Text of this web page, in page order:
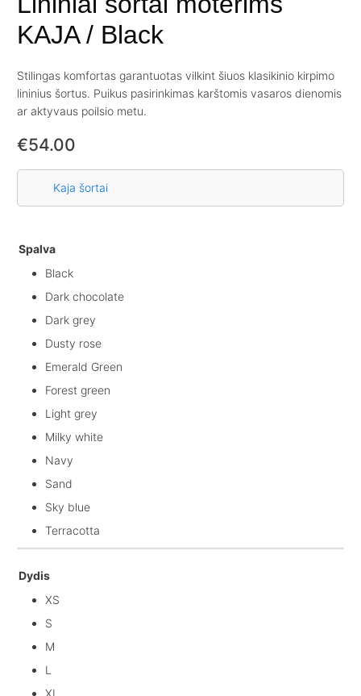
KAJA / Black
Stilingas komfortas garantuotas vilkint šiuos klasikinio kirpimo
lininius šortus. Puikus pasirinkimas karštomis vasaros dienomis
ar aktyvaus poilsio metu.
€54.00
Kaja šortai
Spalva
Black
Dark chocolate
Dark grey
Dusty rose
Emerald Green
Forest green
Light grey
Milky white
Navy
Sand
Sky blue
Terracotta
Dydis
XS
S
M
L